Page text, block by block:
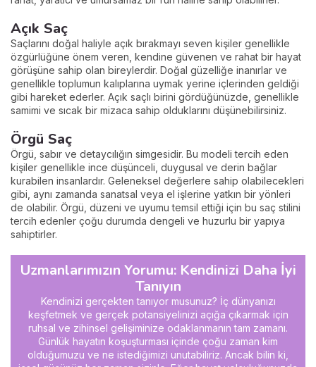
Açık Saç
Saçlarını doğal haliyle açık bırakmayı seven kişiler genellikle
özgürlüğüne önem veren, kendine güvenen ve rahat bir hayat
görüşüne sahip olan bireylerdir. Doğal güzelliğe inanırlar ve
genellikle toplumun kalıplarına uymak yerine içlerinden geldiği
gibi hareket ederler. Açık saçlı birini gördüğünüzde, genellikle
samimi ve sıcak bir mizaca sahip olduklarını düşünebilirsiniz.
Örgü Saç
Örgü, sabır ve detaycılığın simgesidir. Bu modeli tercih eden
kişiler genellikle ince düşünceli, duygusal ve derin bağlar
kurabilen insanlardır. Geleneksel değerlere sahip olabilecekleri
gibi, aynı zamanda sanatsal veya el işlerine yatkın bir yönleri
de olabilir. Örgü, düzeni ve uyumu temsil ettiği için bu saç stilini
tercih edenler çoğu durumda dengeli ve huzurlu bir yapıya
sahiptirler.
Uzmanlarımızın Yorumu: Kendinizi Daha İyi
Tanıyın
Kendinizi gerçekten tanıyor musunuz? İç dünyanızı
keşfetmek ve gerçek potansiyelinizi açığa çıkarmak için
ruhsal ve zihinsel gelişiminize odaklanmanın tam zamanı.
Günlük hayatın koşuşturması içinde çoğu zaman kim
olduğumuzu ve ne istediğimizi unutabiliriz. Ancak bilin ki,